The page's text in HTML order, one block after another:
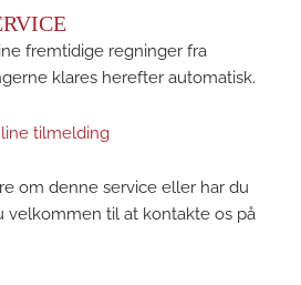
fremtidige regninger fra
klares herefter automatisk.
tilmelding
om denne service eller har du
velkommen til at kontakte os på